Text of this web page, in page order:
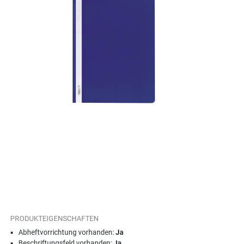
PRODUKTEIGENSCHAFTEN
Abheftvorrichtung vorhanden:Ja